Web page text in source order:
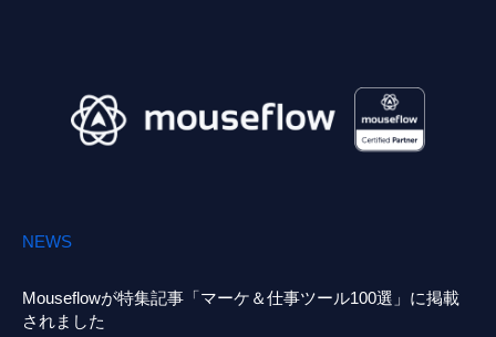
NEWS
Mouseflowが特集記事「マーケ＆仕事ツール100選」に掲載
されました